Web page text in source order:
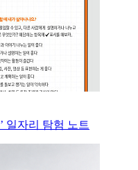
일자리 탐험 노트